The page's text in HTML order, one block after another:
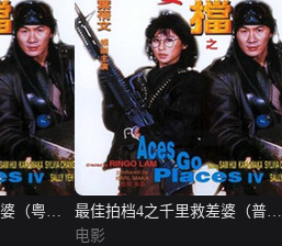
（粤语
最佳拍档4之千里救差婆（普通
话版）
电影